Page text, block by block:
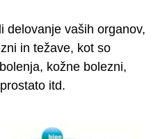
delovanje vaših organov,
in težave, kot so
kožne bolezni,
itd.